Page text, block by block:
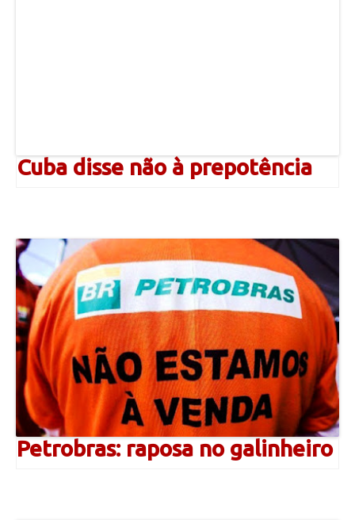
Cuba disse não à prepotência
Petrobras: raposa no galinheiro